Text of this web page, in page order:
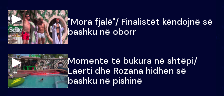
"Mora fjalë"/ Finalistët këndojnë së
bashku në oborr
Momente të bukura në shtëpi/
Laerti dhe Rozana hidhen së
bashku në pishinë